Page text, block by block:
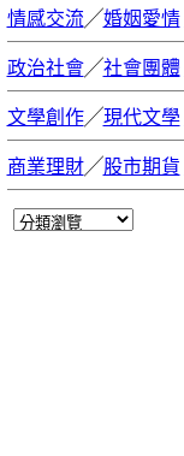
情感交流 ╱婚姻愛情
政治社會╱社會團體
文學創作╱現代文學
商業理財╱股市期貨